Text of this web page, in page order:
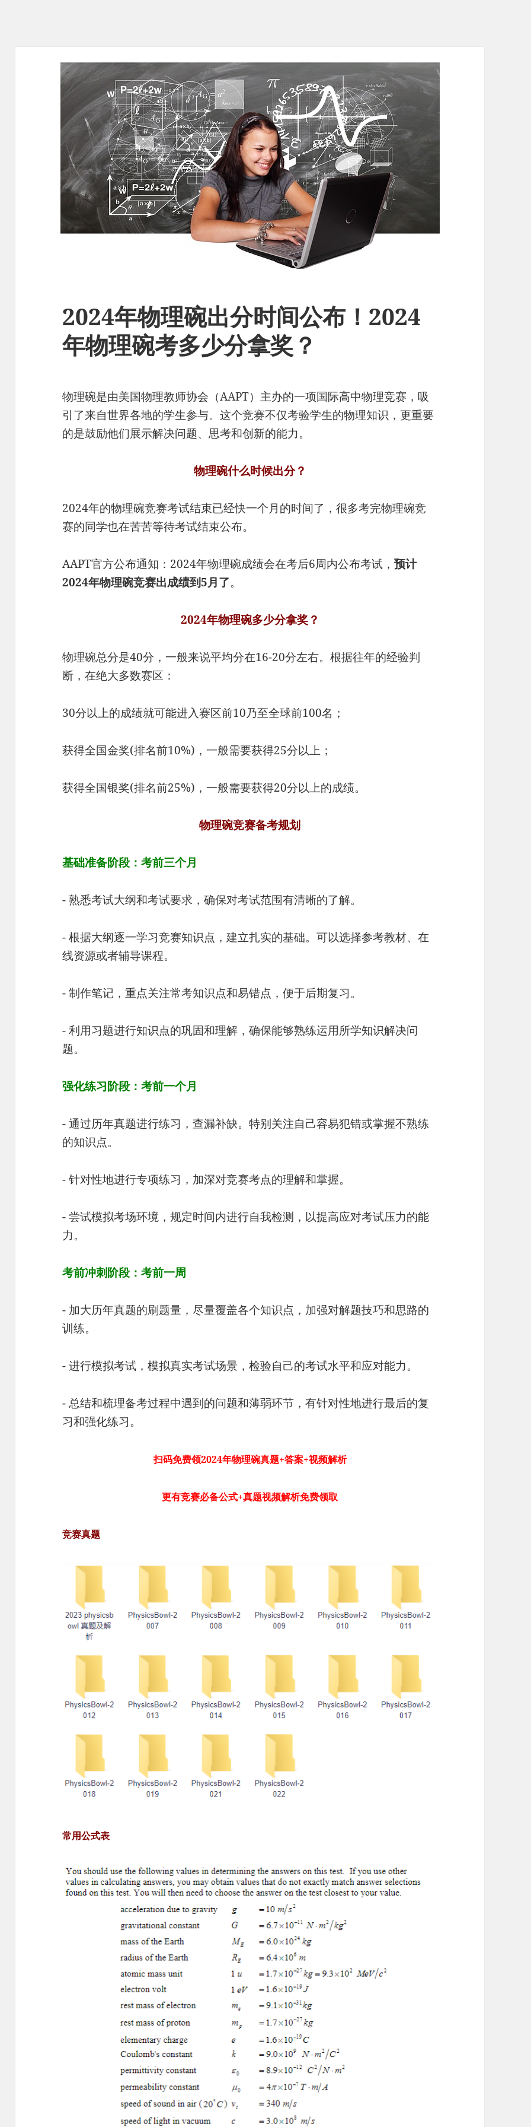
2024年物理碗出分时间公布！2024
年物理碗考多少分拿奖？
物理碗是由美国物理教师协会（AAPT）主办的一项国际高中物理竞赛，吸
引了来自世界各地的学生参与。这个竞赛不仅考验学生的物理知识，更重要
的是鼓励他们展示解决问题、思考和创新的能力。
物理碗什么时候出分？
2024年的物理碗竞赛考试结束已经快一个月的时间了，很多考完物理碗竞
赛的同学也在苦苦等待考试结束公布。
AAPT官方公布通知：2024年物理碗成绩会在考后6周内公布考试，预计
2024年物理碗竞赛出成绩到5月了。
2024年物理碗多少分拿奖？
物理碗总分是40分，一般来说平均分在16-20分左右。根据往年的经验判
断，在绝大多数赛区：
30分以上的成绩就可能进入赛区前10乃至全球前100名；
获得全国金奖(排名前10%)，一般需要获得25分以上；
获得全国银奖(排名前25%)，一般需要获得20分以上的成绩。
物理碗竞赛备考规划
基础准备阶段：考前三个月
- 熟悉考试大纲和考试要求，确保对考试范围有清晰的了解。
- 根据大纲逐一学习竞赛知识点，建立扎实的基础。可以选择参考教材、在
线资源或者辅导课程。
- 制作笔记，重点关注常考知识点和易错点，便于后期复习。
- 利用习题进行知识点的巩固和理解，确保能够熟练运用所学知识解决问
题。
强化练习阶段：考前一个月
- 通过历年真题进行练习，查漏补缺。特别关注自己容易犯错或掌握不熟练
的知识点。
- 针对性地进行专项练习，加深对竞赛考点的理解和掌握。
- 尝试模拟考场环境，规定时间内进行自我检测，以提高应对考试压力的能
力。
考前冲刺阶段：考前一周
- 加大历年真题的刷题量，尽量覆盖各个知识点，加强对解题技巧和思路的
训练。
- 进行模拟考试，模拟真实考试场景，检验自己的考试水平和应对能力。
- 总结和梳理备考过程中遇到的问题和薄弱环节，有针对性地进行最后的复
习和强化练习。
扫码免费领2024年物理碗真题+答案+视频解析
更有竞赛必备公式+真题视频解析免费领取
竞赛真题
常用公式表